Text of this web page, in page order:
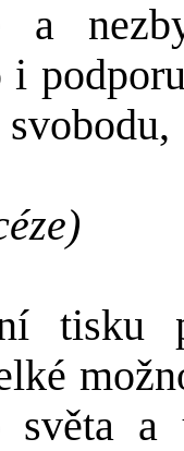
i
tisku
světa a